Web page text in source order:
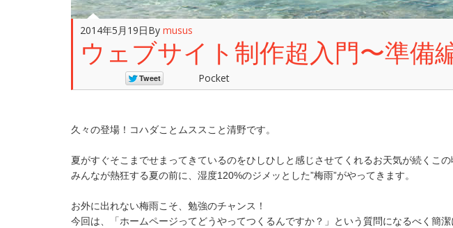
2014年5月19日By musus
ウェブサイト制作超入門〜準備
Pocket
久々の登場！コハダことムススこと清野です。
夏がすぐそこまでせまってきているのをひしひしと感じさせてくれるお天気が続くこの
みんなが熱狂する夏の前に、湿度120%のジメッとした”梅雨”がやってきます。
お外に出れない梅雨こそ、勉強のチャンス！
今回は、「ホームページってどうやってつくるんですか？」という質問になるべく簡潔